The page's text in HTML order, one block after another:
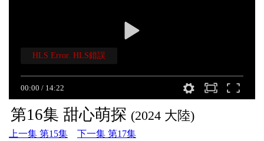
00:00 / 14:22
HLS Error. HLS錯誤
第16集 甜心萌探 (2024 大陸)
上一集 第15集 下一集 第17集